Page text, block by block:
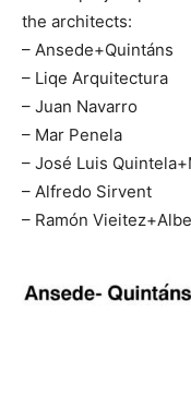
the architects:
– Ansede+Quintáns
– Liqe Arquitectura
– Juan Navarro
– Mar Penela
– José Luis
– Alfredo Sirvent
– Ramón